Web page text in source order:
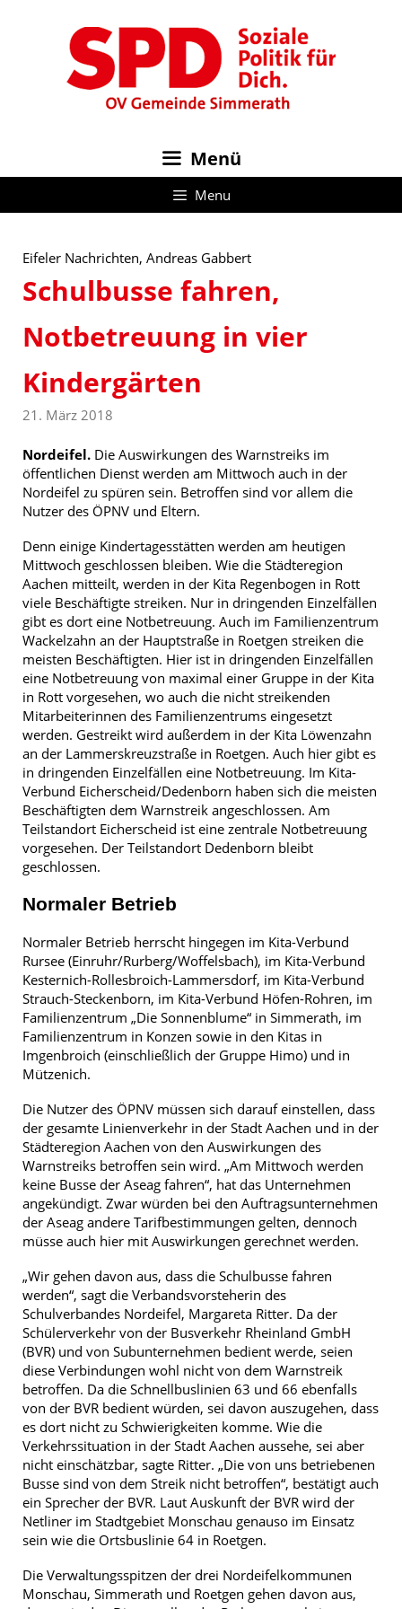
Menü
Menu
Eifeler Nachrichten, Andreas Gabbert
Schulbusse fahren,
Notbetreuung in vier
Kindergärten
21. März 2018
Nordeifel. Die Auswirkungen des Warnstreiks im
öffentlichen Dienst werden am Mittwoch auch in der
Nordeifel zu spüren sein. Betroffen sind vor allem die
Nutzer des ÖPNV und Eltern.
Denn einige Kindertagesstätten werden am heutigen
Mittwoch geschlossen bleiben. Wie die Städteregion
Aachen mitteilt, werden in der Kita Regenbogen in Rott
viele Beschäftigte streiken. Nur in dringenden Einzelfällen
gibt es dort eine Notbetreuung. Auch im Familienzentrum
Wackelzahn an der Hauptstraße in Roetgen streiken die
meisten Beschäftigten. Hier ist in dringenden Einzelfällen
eine Notbetreuung von maximal einer Gruppe in der Kita
in Rott vorgesehen, wo auch die nicht streikenden
Mitarbeiterinnen des Familienzentrums eingesetzt
werden. Gestreikt wird außerdem in der Kita Löwenzahn
an der Lammerskreuzstraße in Roetgen. Auch hier gibt es
in dringenden Einzelfällen eine Notbetreuung. Im Kita-
Verbund Eicherscheid/Dedenborn haben sich die meisten
Beschäftigten dem Warnstreik angeschlossen. Am
Teilstandort Eicherscheid ist eine zentrale Notbetreuung
vorgesehen. Der Teilstandort Dedenborn bleibt
geschlossen.
Normaler Betrieb
Normaler Betrieb herrscht hingegen im Kita-Verbund
Rursee (Einruhr/Rurberg/Woffelsbach), im Kita-Verbund
Kesternich-Rollesbroich-Lammersdorf, im Kita-Verbund
Strauch-Steckenborn, im Kita-Verbund Höfen-Rohren, im
Familienzentrum „Die Sonnenblume“ in Simmerath, im
Familienzentrum in Konzen sowie in den Kitas in
Imgenbroich (einschließlich der Gruppe Himo) und in
Mützenich.
Die Nutzer des ÖPNV müssen sich darauf einstellen, dass
der gesamte Linienverkehr in der Stadt Aachen und in der
Städteregion Aachen von den Auswirkungen des
Warnstreiks betroffen sein wird. „Am Mittwoch werden
keine Busse der Aseag fahren“, hat das Unternehmen
angekündigt. Zwar würden bei den Auftragsunternehmen
der Aseag andere Tarifbestimmungen gelten, dennoch
müsse auch hier mit Auswirkungen gerechnet werden.
„Wir gehen davon aus, dass die Schulbusse fahren
werden“, sagt die Verbandsvorsteherin des
Schulverbandes Nordeifel, Margareta Ritter. Da der
Schülerverkehr von der Busverkehr Rheinland GmbH
(BVR) und von Subunternehmen bedient werde, seien
diese Verbindungen wohl nicht von dem Warnstreik
betroffen. Da die Schnellbuslinien 63 und 66 ebenfalls
von der BVR bedient würden, sei davon auszugehen, dass
es dort nicht zu Schwierigkeiten komme. Wie die
Verkehrssituation in der Stadt Aachen aussehe, sei aber
nicht einschätzbar, sagte Ritter. „Die von uns betriebenen
Busse sind von dem Streik nicht betroffen“, bestätigt auch
ein Sprecher der BVR. Laut Auskunft der BVR wird der
Netliner im Stadtgebiet Monschau genauso im Einsatz
sein wie die Ortsbuslinie 64 in Roetgen.
Die Verwaltungsspitzen der drei Nordeifelkommunen
Monschau, Simmerath und Roetgen gehen davon aus,